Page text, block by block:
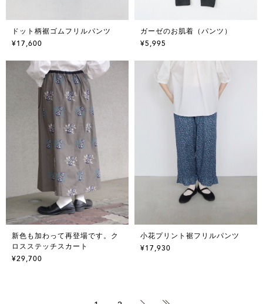
ドット柄裾ゴムフリルパンツ
¥17,600
ガーゼのお肌着（パンツ）
¥5,995
新色も加わって再登場です。ク
ロスステッチスカート
¥29,700
小花プリント裾フリルパンツ
¥17,930